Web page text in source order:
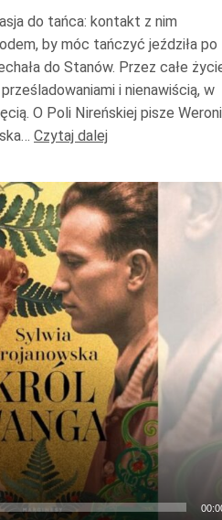
do tańca: kontakt z nim
by móc tańczyć jeździła po
do Stanów. Przez całe
i nienawiścią, w
O Poli Nireńskiej pisze
Czytaj dalej